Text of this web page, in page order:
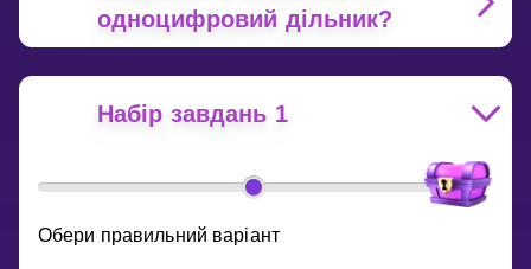
одноцифровий дільник?
Набір завдань 1
Обери правильний варіант